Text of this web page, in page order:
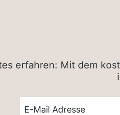
erfahren: Mit dem